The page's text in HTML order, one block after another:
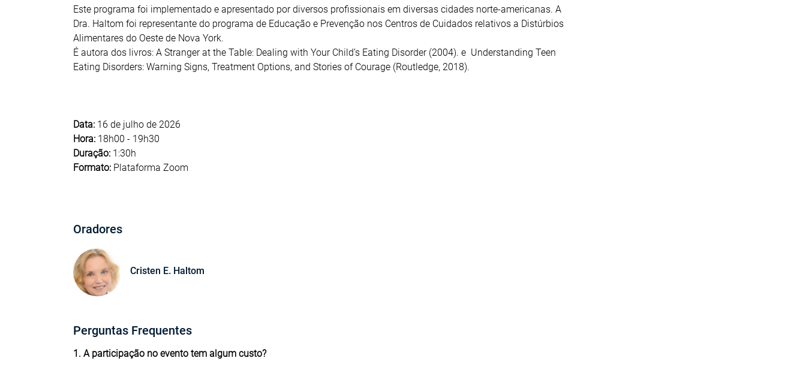
Este programa foi implementado e apresentado por diversos profissionais em diversas cidades norte-americanas. A
Dra. Haltom foi representante do programa de Educação e Prevenção nos Centros de Cuidados relativos a Distúrbios
Alimentares do Oeste de Nova York.
É autora dos livros: A Stranger at the Table: Dealing with Your Child’s Eating Disorder (2004). e Understanding Teen
Eating Disorders: Warning Signs, Treatment Options, and Stories of Courage (Routledge, 2018).
Data: 16 de julho de 2026
Hora: 18h00 - 19h30
Duração: 1:30h
Formato: Plataforma Zoom
Oradores
Cristen E. Haltom
Perguntas Frequentes
1. A participação no evento tem algum custo?